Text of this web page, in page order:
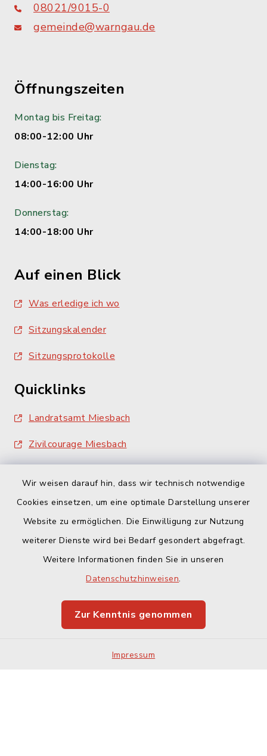
Wir weisen darauf hin, dass wir technisch notwendige
Cookies einsetzen, um eine optimale Darstellung unserer
Website zu ermöglichen. Die Einwilligung zur Nutzung
weiterer Dienste wird bei Bedarf gesondert abgefragt.
Weitere Informationen finden Sie in unseren
Datenschutzhinweisen.
Zur Kenntnis genommen
Impressum
08021/9015-0
gemeinde@warngau.de
Öffnungszeiten
Montag bis Freitag:
08:00-12:00 Uhr
Dienstag:
14:00-16:00 Uhr
Donnerstag:
14:00-18:00 Uhr
Auf einen Blick
Was erledige ich wo
Sitzungskalender
Sitzungsprotokolle
Quicklinks
Landratsamt Miesbach
Zivilcourage Miesbach
Barrierefreiheit
Impressum
Sitemap